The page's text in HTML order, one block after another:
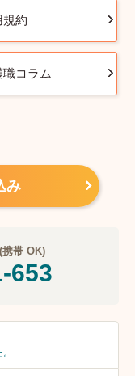
規約
職コラム
み
携帯 OK)
653